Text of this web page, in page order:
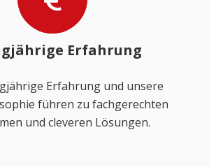
Erfahrung
Erfahrung und unsere
führen zu fachgerechten
und cleveren Lösungen.